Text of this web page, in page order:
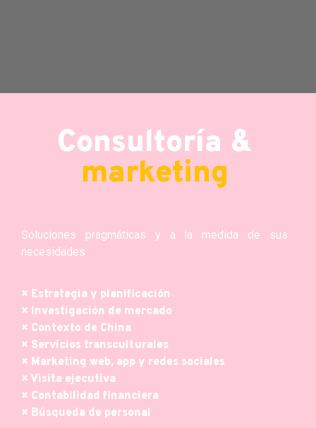
Consultoría &
marketing
Soluciones pragmáticas y a la medida de sus
necesidades
× Estrategia y planificación
× Investigación de mercado
× Contexto de China
× Servicios transculturales
× Marketing web, app y redes sociales
× Visita ejecutiva
× Contabilidad financiera
× Búsqueda de personal